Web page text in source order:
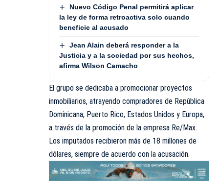
Nuevo Código Penal permitirá aplicar
la ley de forma retroactiva solo cuando
beneficie al acusado
Jean Alain deberá responder a la
Justicia y a la sociedad por sus hechos,
afirma Wilson Camacho
El grupo se dedicaba a promocionar proyectos
inmobiliarios, atrayendo compradores de República
Dominicana, Puerto Rico, Estados Unidos y Europa,
a través de la promoción de la empresa Re/Max.
Los imputados recibieron más de 18 millones de
dólares, siempre de acuerdo con la acusación.